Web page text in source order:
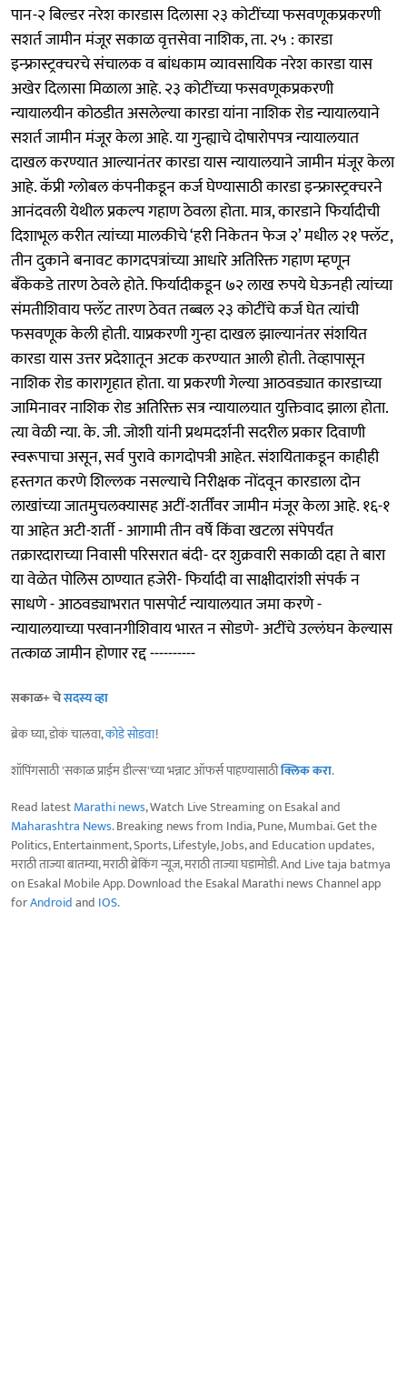
पान-२ बिल्डर नरेश कारडास दिलासा २३ कोटींच्या फसवणूकप्रकरणी
सशर्त जामीन मंजूर सकाळ वृत्तसेवा नाशिक, ता. २५ : कारडा
इन्फ्रास्ट्रक्चरचे संचालक व बांधकाम व्यावसायिक नरेश कारडा यास
अखेर दिलासा मिळाला आहे. २३ कोटींच्या फसवणूकप्रकरणी
न्यायालयीन कोठडीत असलेल्या कारडा यांना नाशिक रोड न्यायालयाने
सशर्त जामीन मंजूर केला आहे. या गुन्ह्याचे दोषारोपपत्र न्यायालयात
दाखल करण्यात आल्यानंतर कारडा यास न्यायालयाने जामीन मंजूर केला
आहे. कॅप्री ग्लोबल कंपनीकडून कर्ज घेण्यासाठी कारडा इन्फ्रास्ट्रक्चरने
आनंदवली येथील प्रकल्प गहाण ठेवला होता. मात्र, कारडाने फिर्यादीची
दिशाभूल करीत त्यांच्या मालकीचे ‘हरी निकेतन फेज २’ मधील २१ फ्लॅट,
तीन दुकाने बनावट कागदपत्रांच्या आधारे अतिरिक्त गहाण म्हणून
बँकेकडे तारण ठेवले होते. फिर्यादीकडून ७२ लाख रुपये घेऊनही त्यांच्या
संमतीशिवाय फ्लॅट तारण ठेवत तब्बल २३ कोटींचे कर्ज घेत त्यांची
फसवणूक केली होती. याप्रकरणी गुन्हा दाखल झाल्यानंतर संशयित
कारडा यास उत्तर प्रदेशातून अटक करण्यात आली होती. तेव्हापासून
नाशिक रोड कारागृहात होता. या प्रकरणी गेल्या आठवड्यात कारडाच्या
जामिनावर नाशिक रोड अतिरिक्त सत्र न्यायालयात युक्तिवाद झाला होता.
त्या वेळी न्या. के. जी. जोशी यांनी प्रथमदर्शनी सदरील प्रकार दिवाणी
स्वरूपाचा असून, सर्व पुरावे कागदोपत्री आहेत. संशयिताकडून काहीही
हस्तगत करणे शिल्लक नसल्याचे निरीक्षक नोंदवून कारडाला दोन
लाखांच्या जातमुचलक्यासह अटीं-शर्तींवर जामीन मंजूर केला आहे. १६-१
या आहेत अटी-शर्ती - आगामी तीन वर्षे किंवा खटला संपेपर्यंत
तक्रारदाराच्या निवासी परिसरात बंदी ​- दर शुक्रवारी सकाळी दहा ते बारा
या वेळेत पोलिस ठाण्यात हजेरी ​- फिर्यादी वा साक्षीदारांशी संपर्क न
साधणे - आठवड्याभरात पासपोर्ट न्यायालयात जमा करणे -
न्यायालयाच्या परवानगीशिवाय भारत न सोडणे ​- अटींचे उल्लंघन केल्यास
तत्काळ जामीन होणार रद्द ----------
सकाळ+ चेसदस्य व्हा
ब्रेक घ्या, डोकं चालवा,कोडे सोडवा!
शॉपिंगसाठी 'सकाळ प्राईम डील्स'च्या भन्नाट ऑफर्स पाहण्यासाठीक्लिक करा.
Read latestMarathi news, Watch Live Streaming on Esakal and
Maharashtra News. Breaking news from India, Pune, Mumbai. Get the
Politics, Entertainment, Sports, Lifestyle, Jobs, and Education updates,
मराठी ताज्या बातम्या, मराठी ब्रेकिंग न्यूज, मराठी ताज्या घडामोडी. And Live taja batmya
on Esakal Mobile App. Download the Esakal Marathi news Channel app
forAndroidand IOS.